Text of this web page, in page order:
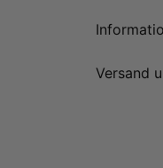
Versand